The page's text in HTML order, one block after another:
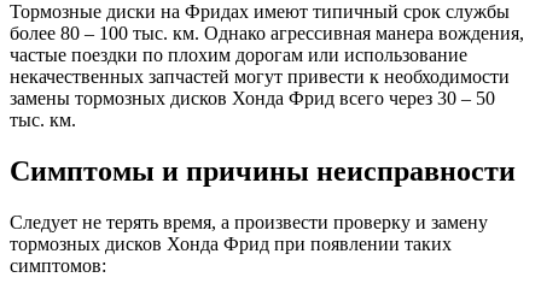
Тормозные диски на Фридах имеют типичный срок службы
более 80 – 100 тыс. км. Однако агрессивная манера вождения,
частые поездки по плохим дорогам или использование
некачественных запчастей могут привести к необходимости
замены тормозных дисков Хонда Фрид всего через 30 – 50
тыс. км.
Симптомы и причины неисправности
Следует не терять время, а произвести проверку и замену
тормозных дисков Хонда Фрид при появлении таких
симптомов: